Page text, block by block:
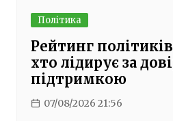
Політика
Рейтинг політиків
хто лідирує за
підтримкою
07/08/2026 21:56